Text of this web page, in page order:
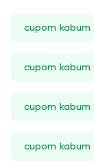
cupom kabum
cupom kabum
cupom
cupom kabum